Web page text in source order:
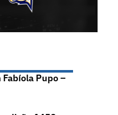
Fabíola Pupo –